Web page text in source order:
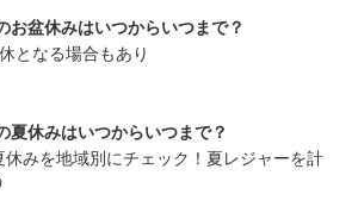
お盆休みはいつからいつまで？
となる場合もあり
夏休みはいつからいつまで？
休みを地域別にチェック！夏レジャーを計